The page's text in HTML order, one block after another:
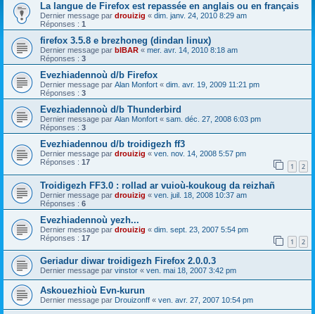
La langue de Firefox est repassée en anglais ou en français
Dernier message par drouizig « dim. janv. 24, 2010 8:29 am
Réponses : 1
firefox 3.5.8 e brezhoneg (dindan linux)
Dernier message par bIBAR « mer. avr. 14, 2010 8:18 am
Réponses : 3
Evezhiadennoù d/b Firefox
Dernier message par Alan Monfort « dim. avr. 19, 2009 11:21 pm
Réponses : 3
Evezhiadennoù d/b Thunderbird
Dernier message par Alan Monfort « sam. déc. 27, 2008 6:03 pm
Réponses : 3
Evezhiadennou d/b troidigezh ff3
Dernier message par drouizig « ven. nov. 14, 2008 5:57 pm
Réponses : 17 1 2
Troidigezh FF3.0 : rollad ar vuioù-koukoug da reizhañ
Dernier message par drouizig « ven. juil. 18, 2008 10:37 am
Réponses : 6
Evezhiadennoù yezh...
Dernier message par drouizig « dim. sept. 23, 2007 5:54 pm
Réponses : 17 1 2
Geriadur diwar troidigezh Firefox 2.0.0.3
Dernier message par vinstor « ven. mai 18, 2007 3:42 pm
Askouezhioù Evn-kurun
Dernier message par Drouizonff « ven. avr. 27, 2007 10:54 pm